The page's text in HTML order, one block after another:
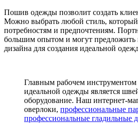
Пошив одежды позволит создать
Можно выбрать любой стиль, который
потребностям и предпочтениям.
большим опытом и могут предложить
дизайна для создания идеальной
Главным рабочем инструментом
идеальной одежды является
оборудование. Наш интернет-
оверлоки, профессиональные
профессиональные гладильные